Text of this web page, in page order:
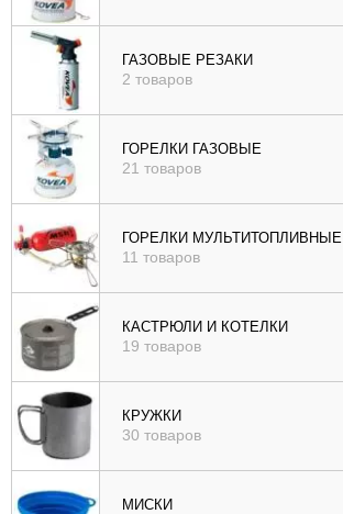
ГАЗОВЫЕ РЕЗАКИ
2 товаров
ГОРЕЛКИ ГАЗОВЫЕ
21 товаров
ГОРЕЛКИ МУЛЬТИТОПЛИВНЫЕ
11 товаров
КАСТРЮЛИ И КОТЕЛКИ
19 товаров
КРУЖКИ
30 товаров
МИСКИ